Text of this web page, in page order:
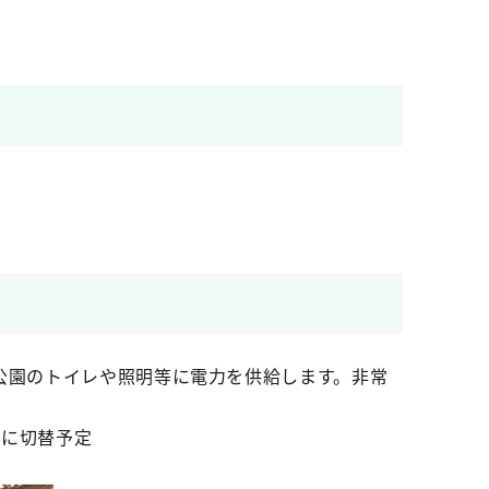
のトイレや照明等に電力を供給します。非常
切替予定